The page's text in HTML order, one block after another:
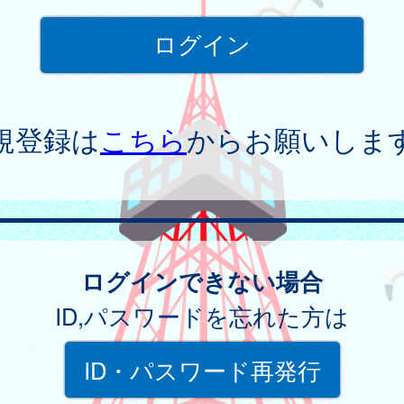
登録はこちらからお願いしま
ログインできない場合
ID,パスワードを忘れた方は
ID・パスワード再発行